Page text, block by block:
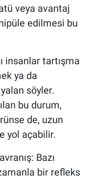
veya avantaj
edilmesi bu
insanlar tartışma
ya da
söyler.
bu durum,
de, uzun
yol açabilir.
Bazı
bir refleks